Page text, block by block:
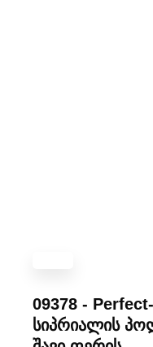
09378 -
სიპრიალის